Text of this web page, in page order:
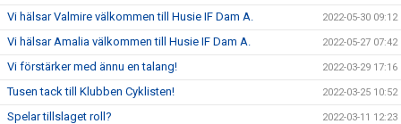
Vi hälsar Valmire välkommen till Husie IF Dam A. 2022-05-30 09:12
Vi hälsar Amalia välkommen till Husie IF Dam A. 2022-05-27 07:42
Vi förstärker med ännu en talang! 2022-03-29 17:16
Tusen tack till Klubben Cyklisten! 2022-03-25 10:52
Spelar tillslaget roll? 2022-03-11 12:23